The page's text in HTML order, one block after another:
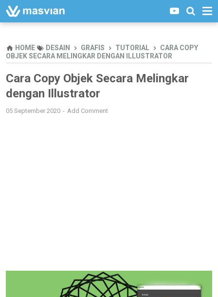
HOME DESAIN GRAFIS TUTORIAL
CARA COPY
OBJEK SECARA MELINGKAR DENGAN ILLUSTRATOR
Cara Copy Objek Secara Melingkar
dengan Illustrator
05 September 2020 Add Comment